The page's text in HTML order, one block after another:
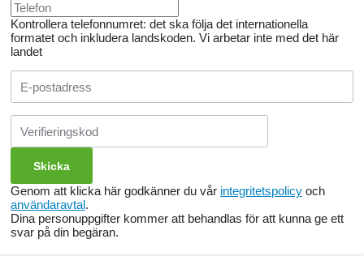
Kontrollera telefonnumret: det ska följa det internationella
formatet och inkludera landskoden. Vi arbetar inte med det här
landet
Genom att klicka här godkänner du vår integritetspolicy och
användaravtal.
Dina personuppgifter kommer att behandlas för att kunna ge ett
svar på din begäran.